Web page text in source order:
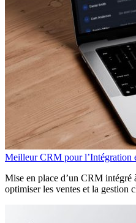
Meilleur CRM pour l’Intégration
Mise en place d’un CRM intégré
optimiser les ventes et la gestion